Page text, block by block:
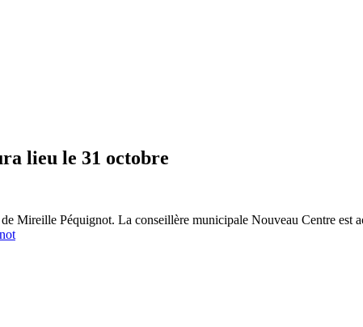
lieu le 31 octobre
Mireille Péquignot. La conseillère municipale Nouveau Centre est